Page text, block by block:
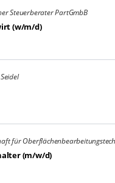
Steuerberater PartGmbB
(w/m/d)
für
(m/w/d)